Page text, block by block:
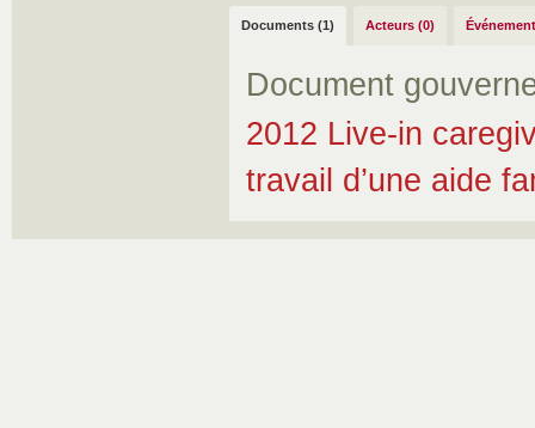
Documents (1) Acteurs (0)
Document
2012 Live-in
travail d’une aide